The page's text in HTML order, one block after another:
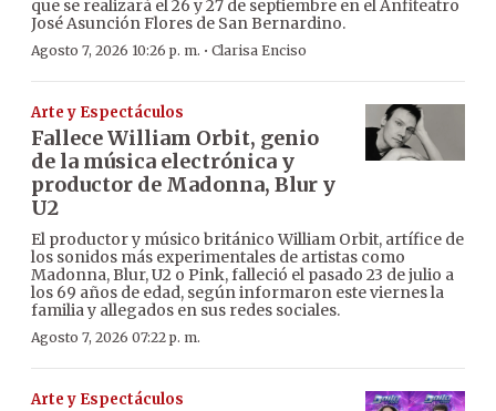
que se realizará el 26 y 27 de septiembre en el Anfiteatro
José Asunción Flores de San Bernardino.
Agosto 7, 2026 10:26 p. m. · Clarisa Enciso
Arte y Espectáculos
Fallece William Orbit, genio
de la música electrónica y
productor de Madonna, Blur y
U2
El productor y músico británico William Orbit, artífice de
los sonidos más experimentales de artistas como
Madonna, Blur, U2 o Pink, falleció el pasado 23 de julio a
los 69 años de edad, según informaron este viernes la
familia y allegados en sus redes sociales.
Agosto 7, 2026 07:22 p. m.
Arte y Espectáculos